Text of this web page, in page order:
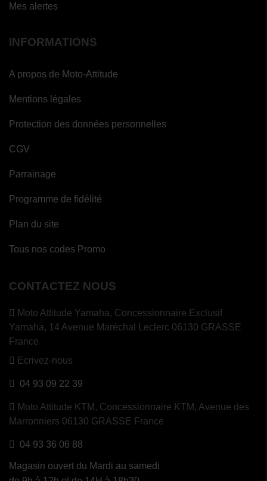
Mes alertes
INFORMATIONS
A propos de Moto-Attitude
Mentions légales
Protection des données personnelles
CGV
Parrainage
Programme de fidélité
Plan du site
Tous nos codes Promo
CONTACTEZ NOUS
Moto Attitude Yamaha, Concessionnaire Exclusif
Yamaha, 14 Avenue Maréchal Leclerc 06130 GRASSE
France
Ecrivez-nous
04 93 09 22 39
Moto Attitude KTM, Concessionnaire KTM, Avenue des
Marronniers 06130 GRASSE France
04 93 36 06 88
Magasin ouvert du Mardi au samedi